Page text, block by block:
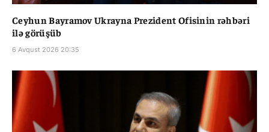
Ceyhun Bayramov Ukrayna Prezident Ofisinin rəhbəri
ilə görüşüb
6 Avqust 2026 20:35